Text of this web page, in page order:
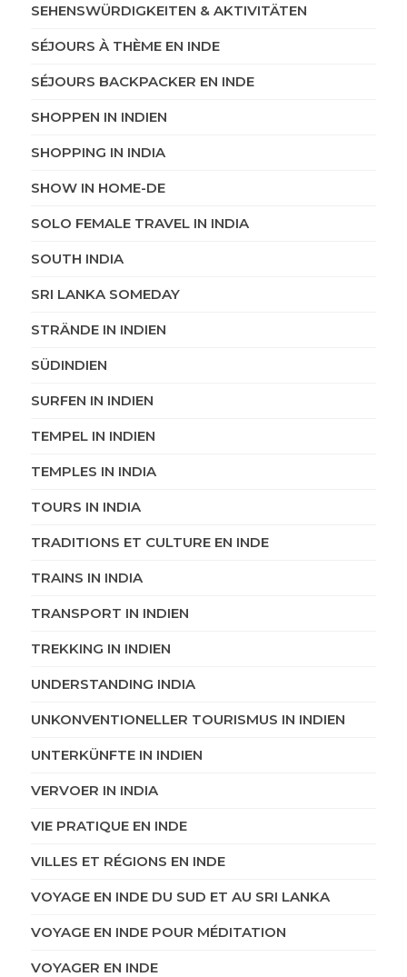
SEHENSWÜRDIGKEITEN & AKTIVITÄTEN
SÉJOURS À THÈME EN INDE
SÉJOURS BACKPACKER EN INDE
SHOPPEN IN INDIEN
SHOPPING IN INDIA
SHOW IN HOME-DE
SOLO FEMALE TRAVEL IN INDIA
SOUTH INDIA
SRI LANKA SOMEDAY
STRÄNDE IN INDIEN
SÜDINDIEN
SURFEN IN INDIEN
TEMPEL IN INDIEN
TEMPLES IN INDIA
TOURS IN INDIA
TRADITIONS ET CULTURE EN INDE
TRAINS IN INDIA
TRANSPORT IN INDIEN
TREKKING IN INDIEN
UNDERSTANDING INDIA
UNKONVENTIONELLER TOURISMUS IN INDIEN
UNTERKÜNFTE IN INDIEN
VERVOER IN INDIA
VIE PRATIQUE EN INDE
VILLES ET RÉGIONS EN INDE
VOYAGE EN INDE DU SUD ET AU SRI LANKA
VOYAGE EN INDE POUR MÉDITATION
VOYAGER EN INDE